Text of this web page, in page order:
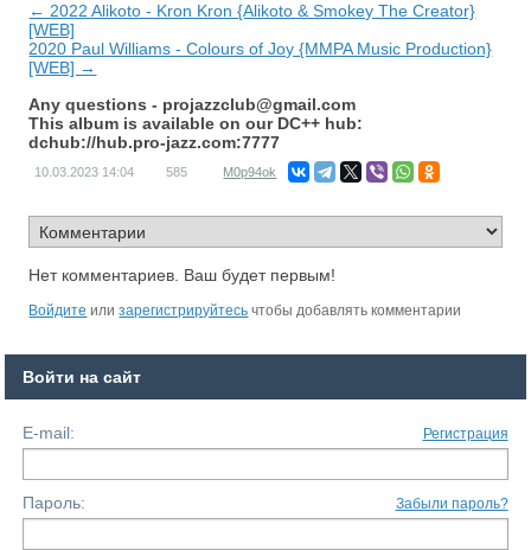
← 2022 Alikoto - Kron Kron {Alikoto & Smokey The Creator}
[WEB]
2020 Paul Williams - Colours of Joy {MMPA Music Production}
[WEB] →
Any questions - projazzclub@gmail.com
This album is available on our DC++ hub:
dchub://hub.pro-jazz.com:7777
10.03.2023 14:04 585 M0p94ok
Нет комментариев. Ваш будет первым!
Войдите илизарегистрируйтесь чтобы добавлять комментарии
Войти на сайт
E-mail: Регистрация
Пароль: Забыли пароль?